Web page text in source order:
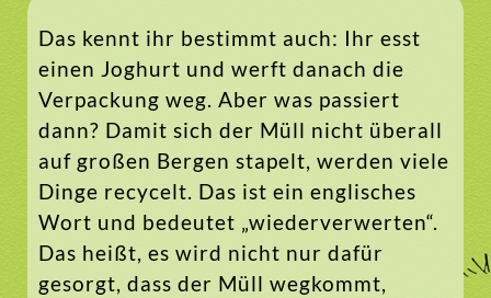
Das kennt ihr bestimmt auch: Ihr esst
einen Joghurt und werft danach die
Verpackung weg. Aber was passiert
dann? Damit sich der Müll nicht überall
auf großen Bergen stapelt, werden viele
Dinge recycelt. Das ist ein englisches
Wort und bedeutet „wiederverwerten“.
Das heißt, es wird nicht nur dafür
gesorgt, dass der Müll wegkommt,